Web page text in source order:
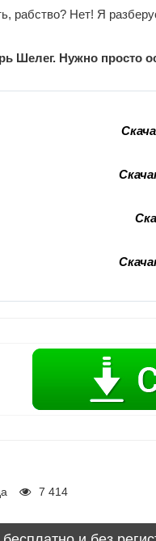
рабство? Нет! Я
Шелег. Нужно просто
7 414